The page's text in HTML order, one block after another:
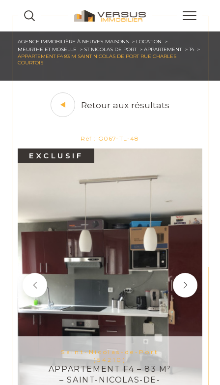
AGENCE IMMOBILIÈRE À NEUVES-MAISONS
LOCATION
MEURTHE ET MOSELLE
ST NICOLAS DE PORT APPARTEMENT
T4
APPARTEMENT F4 83 M SAINT NICOLAS DE PORT RUE CHARLES
COURTOIS
Retour aux résultats
Réf : G067-TL-48
EXCLUSIF
Saint-Nicolas-de-Port
(54210)
APPARTEMENT F4 – 83 M²
– SAINT-NICOLAS-DE-